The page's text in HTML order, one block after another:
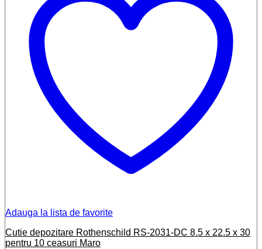
Adauga la lista de favorite
Cutie depozitare Rothenschild RS-2031-DC 8.5 x 22.5 x 30
pentru 10 ceasuri Maro